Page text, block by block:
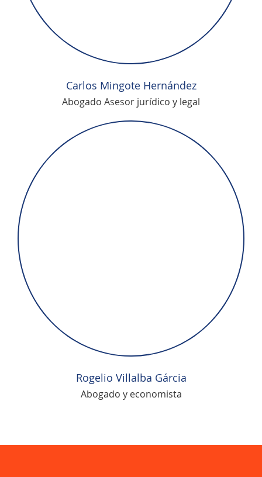
Carlos Mingote Hernández
Abogado Asesor jurídico y legal
Rogelio Villalba Gárcia
Abogado y economista